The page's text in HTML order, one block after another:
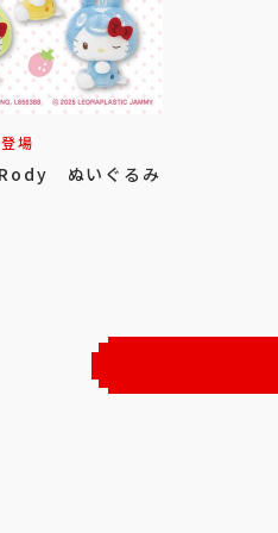
場
ぬいぐるみ